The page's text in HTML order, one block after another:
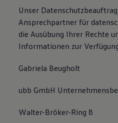
Unser
Ansprechpartner für
die Ausübung Ihrer Rechte
Informationen zur
Gabriela Beugholt
ubb GmbH
Walter-Bröker-Ring 8